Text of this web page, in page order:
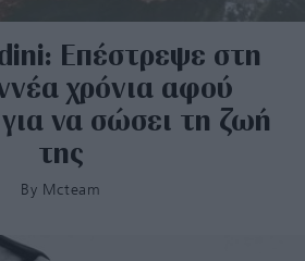
Επέστρεψε στη
χρόνια αφού
να σώσει τη ζωή
της
By Mcteam